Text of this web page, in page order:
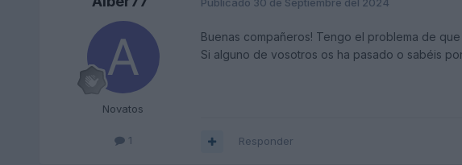
Novatos
1
Buenas compañeros! Tengo el problema de
Si alguno de vosotros os ha pasado o sabéis
Responder